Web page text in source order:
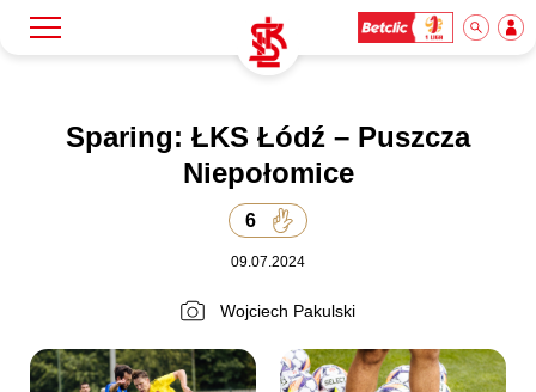
Akademia
Sparing: ŁKS Łódź – Puszcza
Niepołomice
6
09.07.2024
Wojciech Pakulski